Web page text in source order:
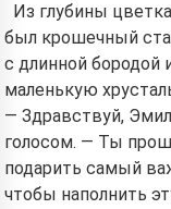
Из глубины
был крошечный
с длинной бородой
маленькую
— Здравствуй,
голосом. — Ты
подарить самый
чтобы наполнить